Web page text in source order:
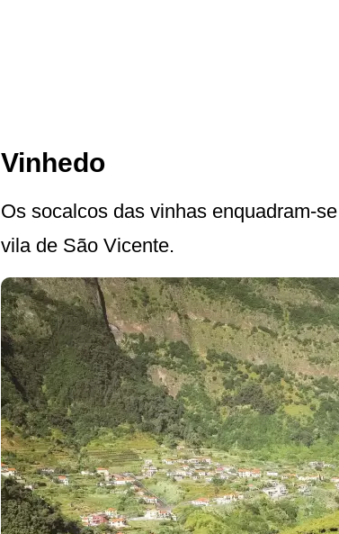
Vinhedo
Os socalcos das vinhas enquadram-
vila de São Vicente.